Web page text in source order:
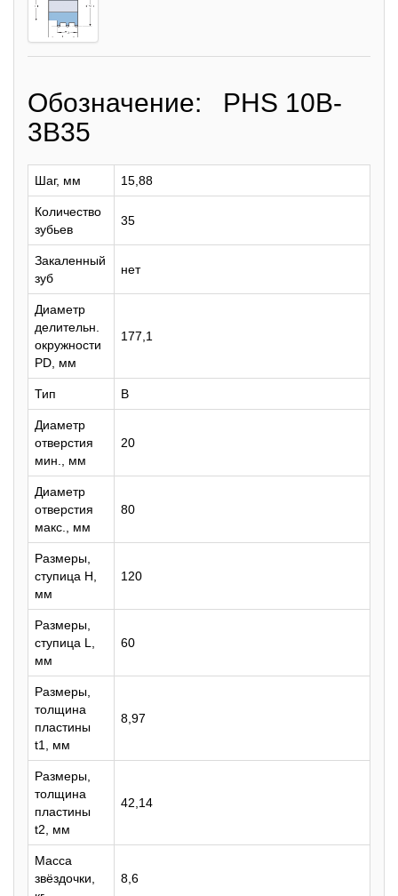
Обозначение: PHS 10B-
3B35
Шаг, мм 15,88
Количество
зубьев
35
Закаленный
зуб
нет
Диаметр
делительн.
окружности
PD, мм
177,1
Тип B
Диаметр
отверстия
мин., мм
20
Диаметр
отверстия
макс., мм
80
Размеры,
ступица H,
мм
120
Размеры,
ступица L,
мм
60
Размеры,
толщина
пластины
t1, мм
8,97
Размеры,
толщина
пластины
t2, мм
42,14
Масса
звёздочки,
8,6